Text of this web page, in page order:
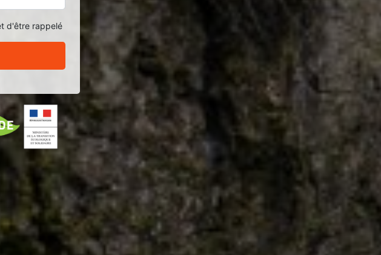
d'être rappelé